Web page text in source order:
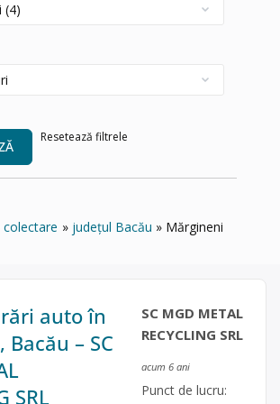
Resetează filtrele
colectare județul Bacău Mărgineni
auto în
– SC
SRL
SC MGD METAL
RECYCLING SRL
acum 6 ani
Punct de lucru: